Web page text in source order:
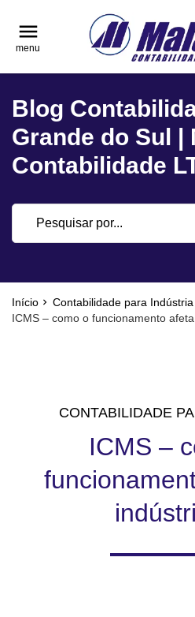
menu
menu
Blog
Grande do Sul |
Contabilidade
Início
Contabilidade para Indústria
ICMS – como o funcionamento
reply
Blog
Contabilidade
Notícias
reply FALE
phone (51) 3751-
location_on
Rua Júlio de
Encantado -
CONTABILIDADE
ICMS –